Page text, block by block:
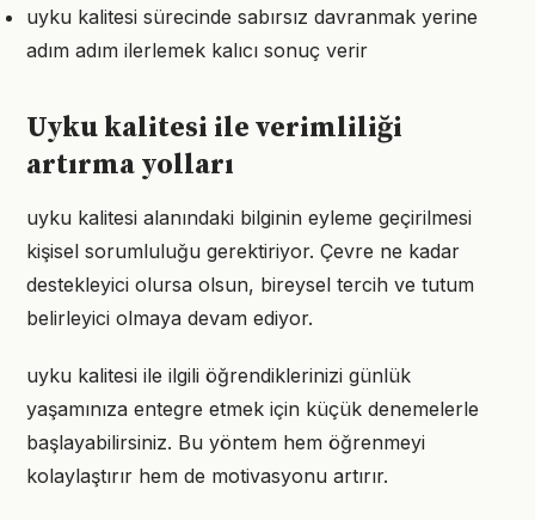
uyku kalitesi sürecinde sabırsız davranmak yerine
adım adım ilerlemek kalıcı sonuç verir
Uyku kalitesi ile verimliliği
artırma yolları
uyku kalitesi alanındaki bilginin eyleme geçirilmesi
kişisel sorumluluğu gerektiriyor. Çevre ne kadar
destekleyici olursa olsun, bireysel tercih ve tutum
belirleyici olmaya devam ediyor.
uyku kalitesi ile ilgili öğrendiklerinizi günlük
yaşamınıza entegre etmek için küçük denemelerle
başlayabilirsiniz. Bu yöntem hem öğrenmeyi
kolaylaştırır hem de motivasyonu artırır.